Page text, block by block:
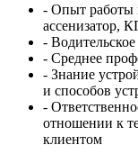
- Опыт работы
ассенизатор,
-
- Среднее
- Знание
и способов
-
отношении к
клиентом